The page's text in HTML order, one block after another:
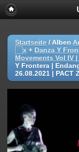
Startseite / Alben
+ Danza Y
Movements Vol IV |
Y Frontera |
26.08.2021 |